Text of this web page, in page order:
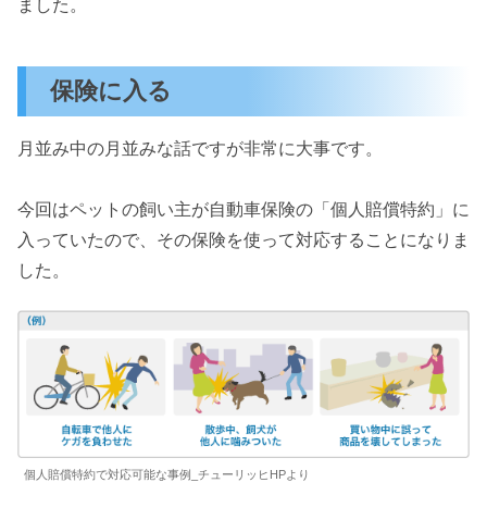
ました。
保険に入る
月並み中の月並みな話ですが非常に大事です。
今回はペットの飼い主が自動車保険の「個人賠償特約」に
入っていたので、その保険を使って対応することになりま
した。
個人賠償特約で対応可能な事例_チューリッヒHPより